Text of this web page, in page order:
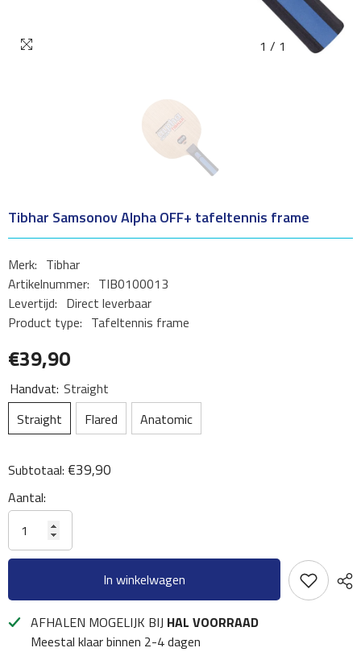
1 / 1
Tibhar Samsonov Alpha OFF+ tafeltennis frame
Merk: Tibhar
Artikelnummer: TIB0100013
Levertijd: Direct leverbaar
Product type: Tafeltennis frame
€39,90
Handvat: Straight
Straight
Flared Anatomic
Subtotaal: €39,90
Aantal:
In winkelwagen
AFHALEN MOGELIJK BIJ HAL VOORRAAD
Meestal klaar binnen 2-4 dagen